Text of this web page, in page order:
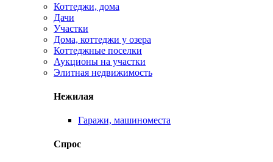
Коттеджи, дома
Дачи
Участки
Дома, коттеджи у озера
Коттеджные поселки
Аукционы на участки
Элитная недвижимость
Нежилая
Гаражи, машиноместа
Спрос